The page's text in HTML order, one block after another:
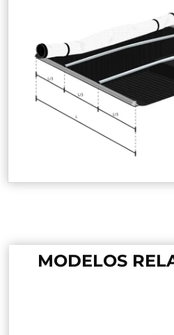
MODELOS